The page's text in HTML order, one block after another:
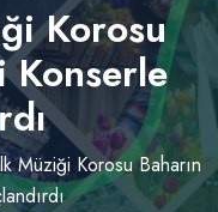
Korosu
Konserle
Müziği Korosu Baharın